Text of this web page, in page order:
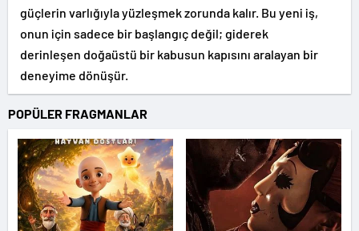
güçlerin varlığıyla yüzleşmek zorunda kalır. Bu yeni iş,
onun için sadece bir başlangıç değil; giderek
derinleşen doğaüstü bir kabusun kapısını aralayan bir
deneyime dönüşür.
POPÜLER FRAGMANLAR